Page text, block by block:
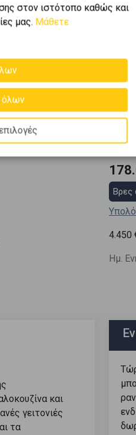
Βρες
4.450
Ημ.
και
γειτονιές
τα
στον ιστότοπο καθώς και
μας. Μάθετε
όλων